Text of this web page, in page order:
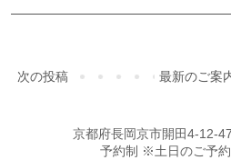
次の投稿 最新のご案
京都府長岡京市開田4-12-
予約制 ※土日のご予約